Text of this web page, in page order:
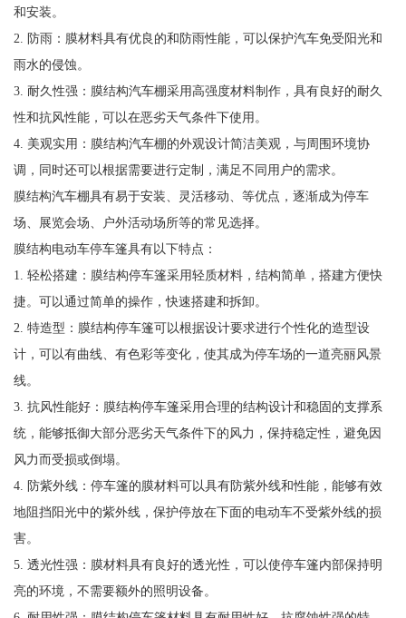
和安装。
2. 防雨：膜材料具有优良的和防雨性能，可以保护汽车免受阳光和
雨水的侵蚀。
3. 耐久性强：膜结构汽车棚采用高强度材料制作，具有良好的耐久
性和抗风性能，可以在恶劣天气条件下使用。
4. 美观实用：膜结构汽车棚的外观设计简洁美观，与周围环境协
调，同时还可以根据需要进行定制，满足不同用户的需求。
膜结构汽车棚具有易于安装、灵活移动、等优点，逐渐成为停车
场、展览会场、户外活动场所等的常见选择。
膜结构电动车停车篷具有以下特点：
1. 轻松搭建：膜结构停车篷采用轻质材料，结构简单，搭建方便快
捷。可以通过简单的操作，快速搭建和拆卸。
2. 特造型：膜结构停车篷可以根据设计要求进行个性化的造型设
计，可以有曲线、有色彩等变化，使其成为停车场的一道亮丽风景
线。
3. 抗风性能好：膜结构停车篷采用合理的结构设计和稳固的支撑系
统，能够抵御大部分恶劣天气条件下的风力，保持稳定性，避免因
风力而受损或倒塌。
4. 防紫外线：停车篷的膜材料可以具有防紫外线和性能，能够有效
地阻挡阳光中的紫外线，保护停放在下面的电动车不受紫外线的损
害。
5. 透光性强：膜材料具有良好的透光性，可以使停车篷内部保持明
亮的环境，不需要额外的照明设备。